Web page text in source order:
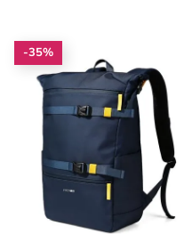
-35%